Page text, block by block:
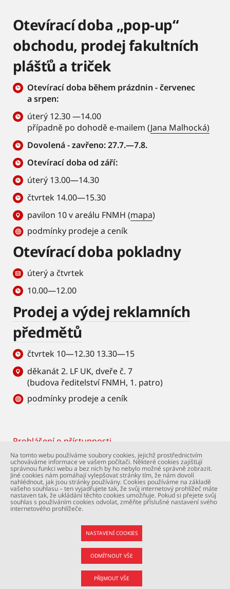
Otevírací doba „pop-up“
obchodu, prodej fakultních
plášťů a triček
Otevírací doba během prázdnin - červenec
a srpen:
úterý 12.30 —14.00
případně po dohodě e-mailem (Jana Malhocká)
Dovolená - zavřeno: 27.7.—7.8.
Otevírací doba od září:
úterý 13.00—14.30
čtvrtek 14.00—15.30
pavilon 10 v areálu FNMH (mapa)
podmínky prodeje a ceník
Otevírací doba pokladny
úterý a čtvrtek
10.00—12.00
Prodej a výdej reklamních
předmětů
čtvrtek 10—12.30 13.30—15
děkanát 2. LF UK, dveře č. 7
(budova ředitelství FNMH, 1. patro)
podmínky prodeje a ceník
Footer
Prohlášení o přístupnosti
© Univerzita Karlova – 2. lékařská fakulta. Všechna
práva vyhrazena. Foto: 2. LF a Shutterstock.com.
Podpora webu:webmaster@lfmotol.cuni.cz
Na tomto webu používáme soubory cookies, jejichž prostřednictvím
uchováváme informace ve vašem počítači. Některé cookies zajišťují
správnou funkci webu a bez nich by ho nebylo možné správně zobrazit.
Jiné cookies nám pomáhají vylepšovat stránky tím, že nám dovolí
nahlédnout, jak jsou stránky používány. Cookies používáme na základě
vašeho souhlasu – ten vyjadřujete tak, že svůj internetový prohlížeč máte
nastaven tak, že ukládání těchto cookies umožňuje. Pokud si přejete svůj
souhlas s používáním cookies odvolat, změňte příslušné nastavení svého
internetového prohlížeče.
NASTAVENÍ COOKIES
ODMÍTNOUT VŠE
PŘIJMOUT VŠE